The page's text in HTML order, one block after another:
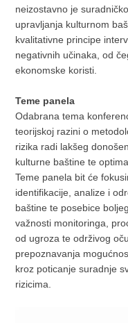
neizostavno je
upravljanja kulturnom
kvalitativne principe
negativnih učinaka, od
ekonomske koristi.
Teme panela
Odabrana tema
teorijskoj razini o
rizika radi lakšeg
kulturne baštine te
Teme panela bit će
identifikacije, analize i
baštine te posebice
važnosti monitoringa,
od ugroza te održivog
prepoznavanja
kroz poticanje suradnje
rizicima.